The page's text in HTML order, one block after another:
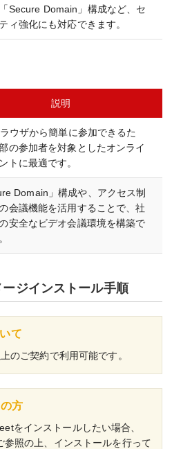
Secure Domain」構成など、セ
ィ強化にも対応できます。
説明
ウザから簡単に参加できるた
の参加者を対象としたオンライ
トに最適です。
Domain」構成や、アクセス制
会議機能を活用することで、社
安全なビデオ会議環境を構築で
ジインストール手順
て
のご契約で利用可能です。
方
をインストールしたい場合、
参照の上、インストールを行って